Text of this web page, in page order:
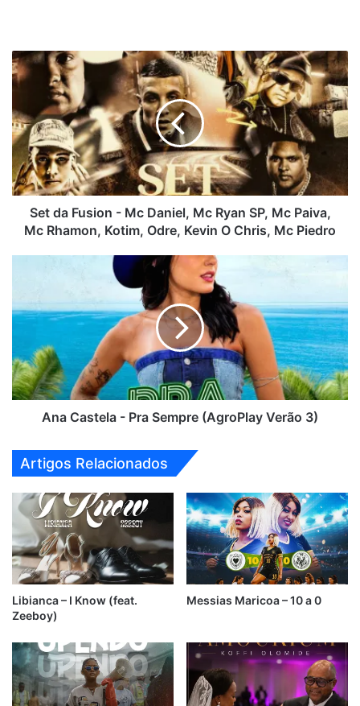
Set
da
-
Mc
Daniel,
Mc
Ryan
SP,
Paiva,
Kevin
Chris,
Mc
Piedro
Set da Fusion - Mc Daniel, Mc Ryan SP, Mc Paiva,
Mc Rhamon, Kotim, Odre, Kevin O Chris, Mc Piedro
Pra
(AgroPlay
Verão
3)
Ana Castela - Pra Sempre (AgroPlay Verão 3)
Artigos Relacionados
Libianca – I Know (feat.
Zeeboy)
Messias Maricoa – 10 a 0